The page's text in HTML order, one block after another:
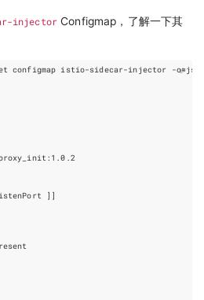
injector Configmap，了解一下其
configmap istio-sidecar-injector -o=
    image: docker.io/istio/proxy_init:1.0.2
]]